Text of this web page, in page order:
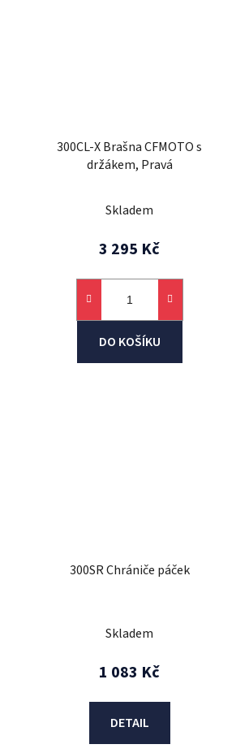
300CL-X Brašna CFMOTO s
držákem, Pravá
Skladem
3 295 Kč
DO KOŠÍKU
300SR Chrániče páček
Skladem
1 083 Kč
DETAIL